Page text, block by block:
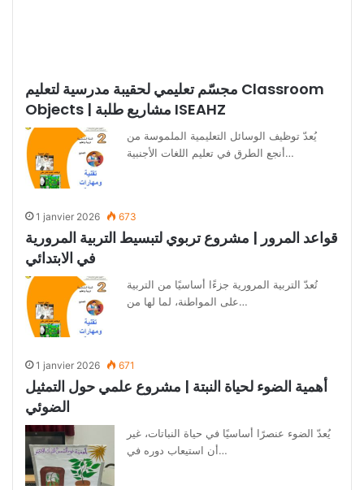
مجسّم تعليمي لحقيبة مدرسية لتعليم Classroom
Objects | مشاريع طلبة ISEAHZ
يُعدّ توظيف الوسائل التعليمية الملموسة من
أنجع الطرق في تعليم اللغات الأجنبية…
1 janvier 2026 673
قواعد المرور | مشروع تربوي لتبسيط التربية المرورية
في الابتدائي
تُعدّ التربية المرورية جزءًا أساسيًا من التربية
على المواطنة، لما لها من…
1 janvier 2026 671
أهمية الضوء لحياة النبتة | مشروع علمي حول التمثيل
الضوئي
يُعدّ الضوء عنصرًا أساسيًا في حياة النباتات، غير
أن استيعاب دوره في…